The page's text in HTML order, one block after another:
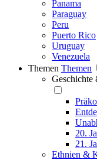
Panama
Paraguay
Peru
Puerto Rico
Uruguay
Venezuela
Themen Themen
Geschichte
20.
21.
Ethnien &